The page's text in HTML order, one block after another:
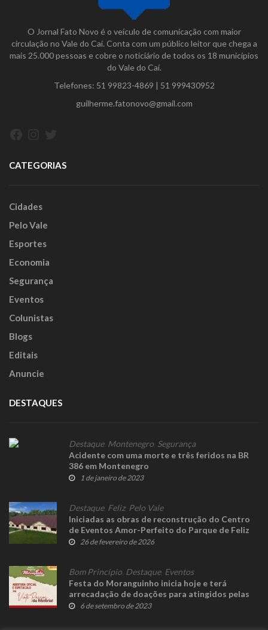
O Jornal Fato Novo é o veículo de comunicação com maior
circulação no Vale do Caí. Conta com um público leitor que chega a
mais 25.000 pessoas e cobre o noticiário de todos os 18 municípios
do Vale do Caí.
Telefones: 51 99823-4869 | 51 999430952
guilherme.fatonovo@gmail.com
CATEGORIAS
Cidades
Pelo Vale
Esportes
Economia
Segurança
Eventos
Colunistas
Blogs
Editais
Anuncie
DESTAQUES
Destaque, Montenegro Segurança
Acidente com uma morte e três feridos na BR
386 em Montenegro
1 de janeiro de 2023
Destaque, Feliz, Pelo Vale
Iniciadas as obras de reconstrução do Centro
de Eventos Amor-Perfeito do Parque de Feliz
26 de fevereiro de 2026
Bom Princípio Destaque, Eventos
Festa do Moranguinho inicia hoje e terá
arrecadação de doações para atingidos pelas
enchentes
6 de setembro de 2023